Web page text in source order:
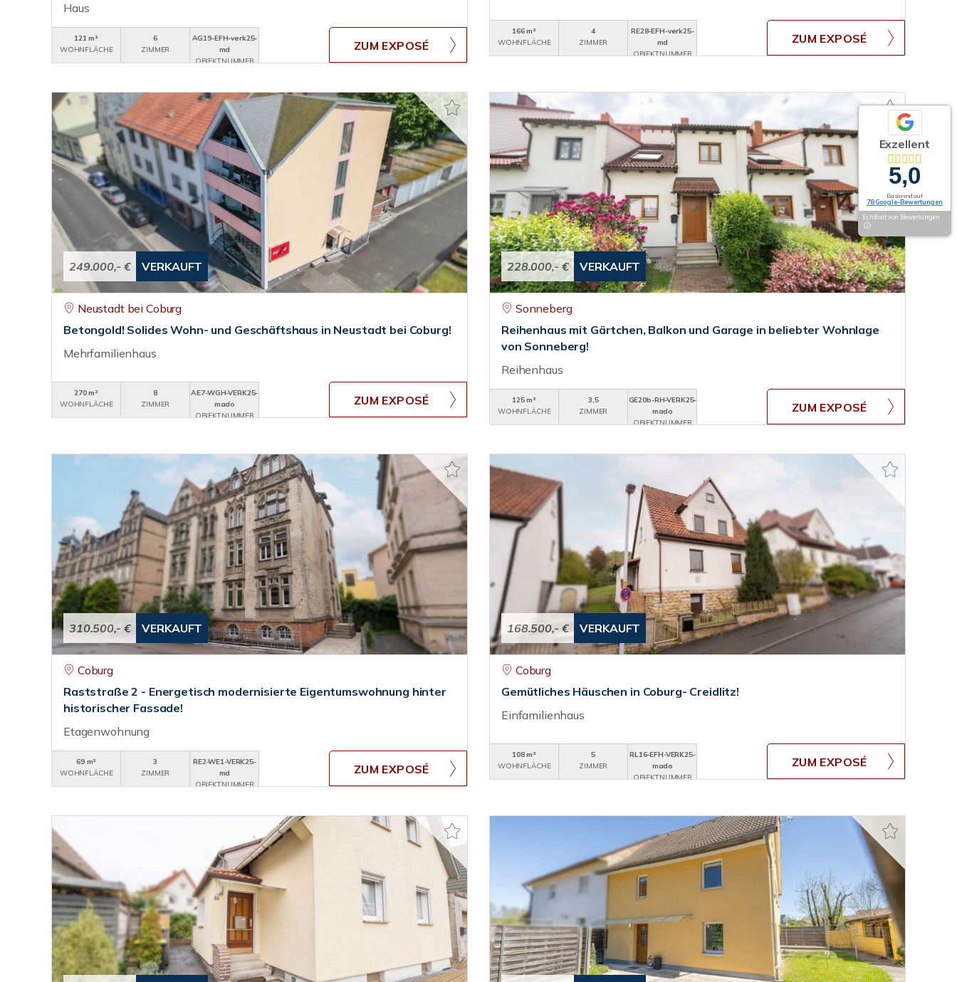
Haus
121 m²
WOHNFLÄCHE
6
ZIMMER
AG19-EFH-verk25-
md
OBJEKTNUMMER
ZUM EXPOSÉ
166 m²
WOHNFLÄCHE
4
ZIMMER
RE28-EFH-verk25-
md
OBJEKTNUMMER
ZUM EXPOSÉ
249.000,- € VERKAUFT
Neustadt bei Coburg
Betongold! Solides Wohn- und Geschäftshaus in Neustadt bei Coburg!
Mehrfamilienhaus
270 m²
WOHNFLÄCHE
8
ZIMMER
AE7-WGH-VERK25-
mado
OBJEKTNUMMER
ZUM EXPOSÉ
228.000,- € VERKAUFT
Sonneberg
Reihenhaus mit Gärtchen, Balkon und Garage in beliebter Wohnlage
von Sonneberg!
Reihenhaus
125 m²
WOHNFLÄCHE
3,5
ZIMMER
GE20b-RH-VERK25-
mado
OBJEKTNUMMER
ZUM EXPOSÉ
310.500,- € VERKAUFT
Coburg
Raststraße 2 - Energetisch modernisierte Eigentumswohnung hinter
historischer Fassade!
Etagenwohnung
69 m²
WOHNFLÄCHE
3
ZIMMER
RE2-WE1-VERK25-
md
OBJEKTNUMMER
ZUM EXPOSÉ
168.500,- € VERKAUFT
Coburg
Gemütliches Häuschen in Coburg- Creidlitz!
Einfamilienhaus
108 m²
WOHNFLÄCHE
5
ZIMMER
RL16-EFH-VERK25-
mado
OBJEKTNUMMER
ZUM EXPOSÉ
Exzellent
5,0
Basierend auf
78 Google-Bewertungen
Echtheit von Bewertungen